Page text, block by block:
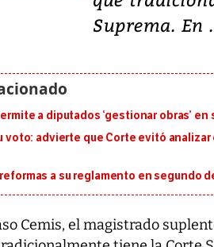
Suprema. En
a diputados ‘gestionar obras’ en
voto: advierte que Corte evitó
a su reglamento en segundo
Cemis, el magistrado